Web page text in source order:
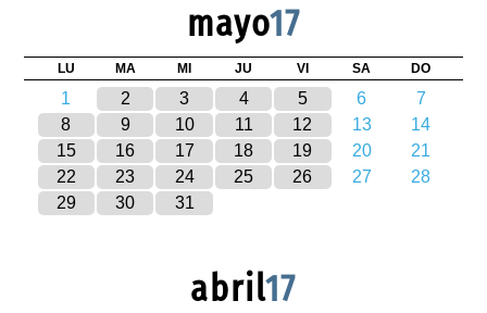
mayo17
LU MA MI JU VI SA DO
1 2 3 4 5 6
7
8
9 10 11 12 13
14
15
16 17 18 19 20
21
22
23 24 25 26 27
28
29
30 31
abril17